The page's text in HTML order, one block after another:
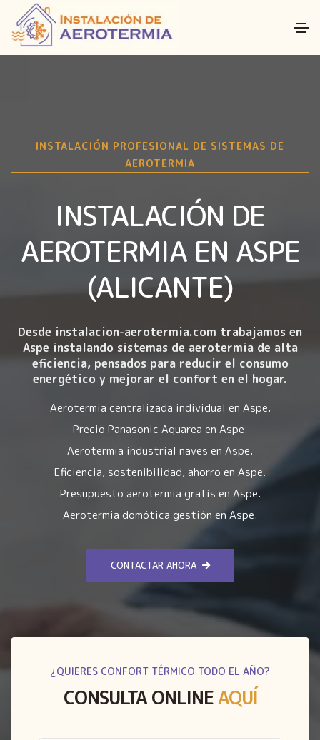
INSTALACIÓN PROFESIONAL DE SISTEMAS DE
AEROTERMIA
INSTALACIÓN DE
AEROTERMIA EN ASPE
(ALICANTE)
Desde instalacion-aerotermia.com trabajamos en
Aspe instalando sistemas de aerotermia de alta
eficiencia, pensados para reducir el consumo
energético y mejorar el confort en el hogar.
Aerotermia centralizada individual en Aspe.
Precio Panasonic Aquarea en Aspe.
Aerotermia industrial naves en Aspe.
Eficiencia, sostenibilidad, ahorro en Aspe.
Presupuesto aerotermia gratis en Aspe.
Aerotermia domótica gestión en Aspe.
CONTACTAR AHORA
¿QUIERES CONFORT TÉRMICO TODO EL AÑO?
CONSULTA ONLINEAQUÍ